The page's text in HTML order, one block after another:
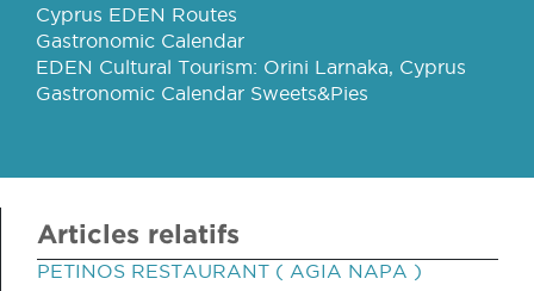
Cyprus EDEN Routes
Gastronomic Calendar
EDEN Cultural Tourism: Orini Larnaka, Cyprus
Gastronomic Calendar Sweets&Pies
Articles relatifs
PETINOS RESTAURANT ( AGIA NAPA )